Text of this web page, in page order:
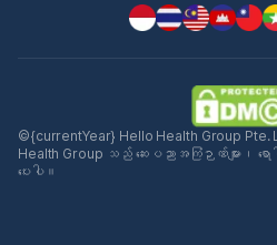
©{currentYear} Hello Health Group Pte.
Health Group သည် ဆေးပညာအကြံဉာဏ်များ၊ ရ
ပေးပါ။